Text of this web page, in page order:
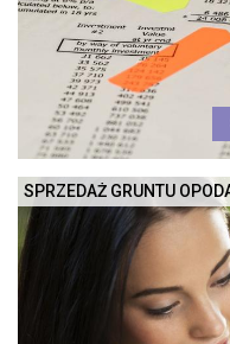
SPRZEDAŻ GRUNTU